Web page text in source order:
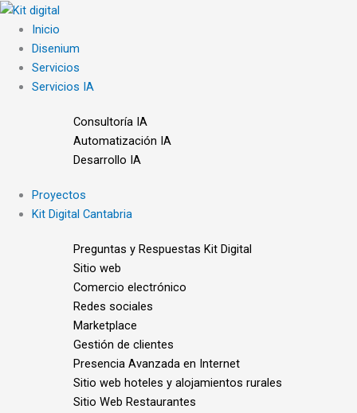
Ir
contenido
Inicio
Disenium
Servicios
Servicios IA
Consultoría IA
Automatización IA
Desarrollo IA
Proyectos
Kit Digital Cantabria
Preguntas y Respuestas Kit Digital
Sitio web
Comercio electrónico
Redes sociales
Marketplace
Gestión de clientes
Presencia Avanzada en Internet
Sitio web hoteles y alojamientos rurales
Sitio Web Restaurantes